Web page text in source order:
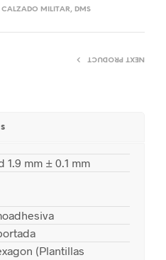
CALZADO MILITAR, DMS
NEXT PRODUCT
1.9 mm ± 0.1 mm
(Plantillas